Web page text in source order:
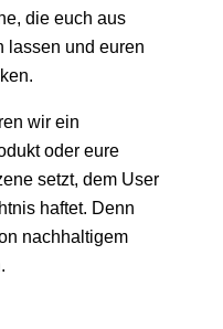
WEBSITES
ONLINESPECIALS
emotional
WORKING@
creative
die euch aus
lassen und euren
wir ein
oder eure
setzt, dem User
haftet. Denn
nachhaltigem